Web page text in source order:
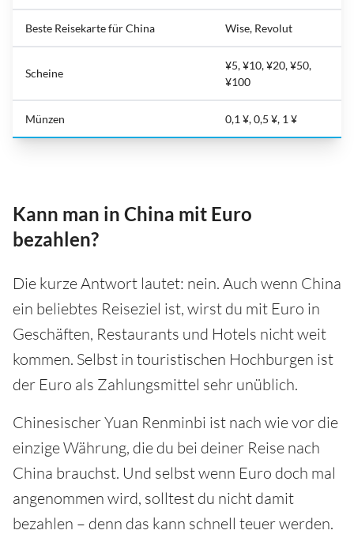
Beste Reisekarte für China Wise, Revolut
Scheine
¥5, ¥10, ¥20, ¥50,
¥100
Münzen 0,1 ¥, 0,5 ¥, 1 ¥
Kann man in China mit Euro
bezahlen?
Die kurze Antwort lautet: nein. Auch wenn China
ein beliebtes Reiseziel ist, wirst du mit Euro in
Geschäften, Restaurants und Hotels nicht weit
kommen. Selbst in touristischen Hochburgen ist
der Euro als Zahlungsmittel sehr unüblich.
Chinesischer Yuan Renminbi ist nach wie vor die
einzige Währung, die du bei deiner Reise nach
China brauchst. Und selbst wenn Euro doch mal
angenommen wird, solltest du nicht damit
bezahlen – denn das kann schnell teuer werden.